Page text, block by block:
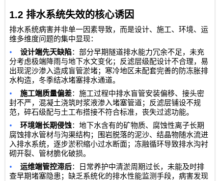
1.2排水系统失效的核心诱因
排水系统病害并非单一因素导致，而是设计、施工、环境、运
维多维度问题的集中显现：
• 设计端先天缺陷：部分早期隧道排水能力冗余不足，未充
分考虑极端降雨与地下水文变化；反滤层级配设计不合理，易
出现泥沙渗入造成盲管淤堵；寒冷地区未配套完善的防冻胀排
水构造，冬季结冰堵塞排水通道。
• 施工端质量偏差：施工过程中排水盲管安装偏移、接头密
封不严，混凝土浇筑时浆液渗入堵塞管道；反滤层铺设不规
范，碎石级配与土工布搭接不符合标准，丧失过滤功能。
• 环境端长期侵蚀：地下水含有的矿物质、腐蚀性离子长期
腐蚀排水管材与沟渠结构；围岩脱落的泥沙、结晶物随水流进
入排水系统，逐步淤积缩小过水断面；冻融循环导致排水沟衬
砌开裂、管材脆化破损。
• 运维端管控滞后：日常养护中清淤周期过长，未能及时排
查早期堵塞隐患；缺乏系统化的排水性能监测手段，病害发现